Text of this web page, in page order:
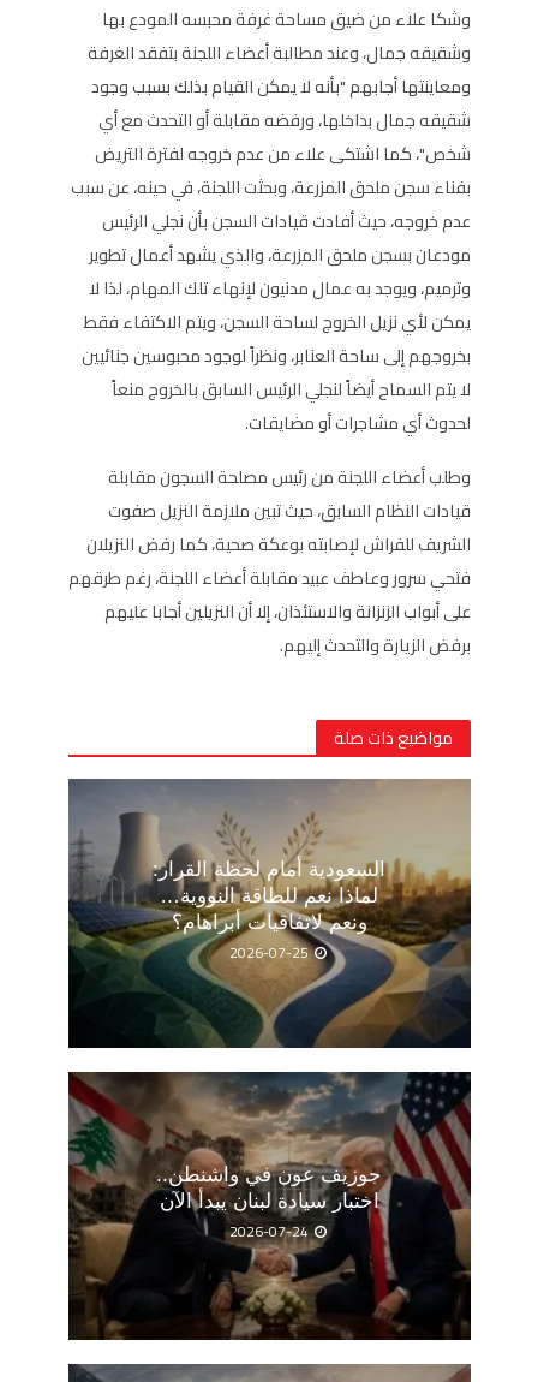
وشكا علاء من ضيق مساحة غرفة محبسه المودع بها
وشقيقه جمال، وعند مطالبة أعضاء اللجنة بتفقد الغرفة
ومعاينتها أجابهم "بأنه لا يمكن القيام بذلك بسبب وجود
شقيقه جمال بداخلها، ورفضه مقابلة أو التحدث مع أي
شخص"، كما اشتكى علاء من عدم خروجه لفترة التريض
بفناء سجن ملحق المزرعة، وبحثت اللجنة، في حينه، عن سبب
عدم خروجه، حيث أفادت قيادات السجن بأن نجلي الرئيس
مودعان بسجن ملحق المزرعة، والذي يشهد أعمال تطوير
وترميم، ويوجد به عمال مدنيون لإنهاء تلك المهام، لذا لا
يمكن لأي نزيل الخروج لساحة السجن، ويتم الاكتفاء فقط
بخروجهم إلى ساحة العنابر، ونظراً لوجود محبوسين جنائيين
لا يتم السماح أيضاً لنجلي الرئيس السابق بالخروج منعاً
لحدوث أي مشاجرات أو مضايقات.
وطلب أعضاء اللجنة من رئيس مصلحة السجون مقابلة
قيادات النظام السابق، حيث تبين ملازمة النزيل صفوت
الشريف للفراش لإصابته بوعكة صحية، كما رفض النزيلان
فتحي سرور وعاطف عبيد مقابلة أعضاء اللجنة، رغم طرقهم
على أبواب الزنزانة والاستئذان، إلا أن النزيلين أجابا عليهم
برفض الزيارة والتحدث إليهم.
مواضيع ذات صلة
السعودية أمام لحظة القرار:
لماذا نعم للطاقة النووية…
ونعم لاتفاقيات أبراهام؟
2026-07-25
جوزيف عون في واشنطن..
اختبار سيادة لبنان يبدأ الآن
2026-07-24